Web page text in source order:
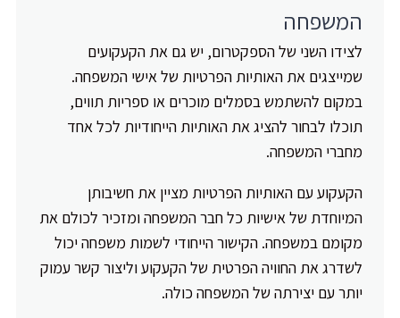
המשפחה
לצידו השני של הספקטרום, יש גם את הקעקועים
שמייצגים את האותיות הפרטיות של אישי המשפחה.
במקום להשתמש בסמלים מוכרים או ספריות תווים,
תוכלו לבחור להציג את האותיות הייחודיות לכל אחד
מחברי המשפחה.
הקעקוע עם האותיות הפרטיות מציין את חשיבותן
המיוחדת של אישיות כל חבר המשפחה ומזכיר לכולם את
מקומם במשפחה. הקישור הייחודי לשמות משפחה יכול
לשדרג את החוויה הפרטית של הקעקוע וליצור קשר עמוק
יותר עם יצירתה של המשפחה כולה.